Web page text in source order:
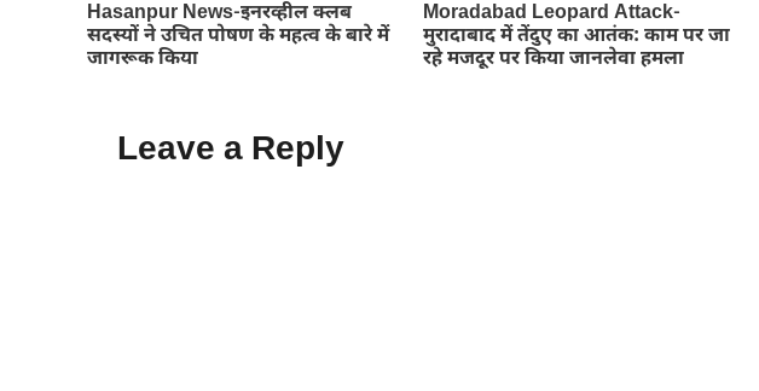
Hasanpur News-इनरव्हील क्लब
सदस्यों ने उचित पोषण के महत्व के बारे में
जागरूक किया
Moradabad Leopard Attack-
मुरादाबाद में तेंदुए का आतंक: काम पर जा
रहे मजदूर पर किया जानलेवा हमला
Leave a Reply